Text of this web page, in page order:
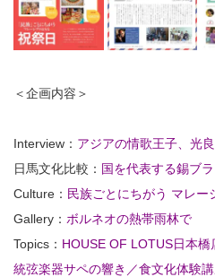
＜企画内容＞
Interview： アジアの情歌王子、光
日馬文化比較： 国を代表する錫ブ
Culture： 民族ごとにちがう マレー
Gallery： ボルネオの熱帯雨林で
Topics： HOUSE OF LOTUS日本
統弦楽器サペの響き／食文化体験